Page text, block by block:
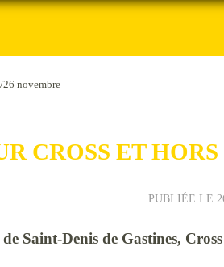
26 novembre
CROSS ET
PUBLIÉE LE
Saint-Denis de Gastines,